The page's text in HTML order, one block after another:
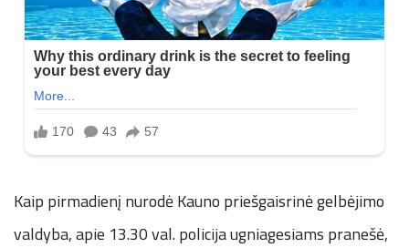
Kaip pirmadienį nurodė Kauno priešgaisrinė gelbėjimo
valdyba, apie 13.30 val. policija ugniagesiams pranešė,